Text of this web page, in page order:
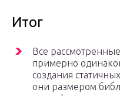
Итог
Все
примерно
создания
они размером